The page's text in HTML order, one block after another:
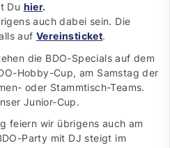
Du hier.
auch dabei sein. Die
auf Vereinsticket.
die BDO-Specials auf dem
Hobby-Cup, am Samstag der
oder Stammtisch-Teams.
Junior-Cup.
feiern wir übrigens auch am
Party mit DJ steigt im